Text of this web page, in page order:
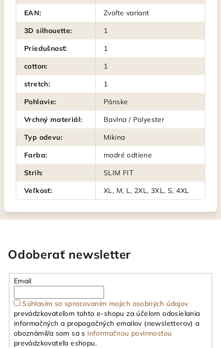
EAN:
Zvoľte variant
3D silhouette:
1
Priedušnosť:
1
cotton:
1
stretch:
1
Pohlavie:
Pánske
Vrchný materiál:
Bavlna / Polyester
Typ odevu:
Mikina
Farba:
modré odtiene
Strih:
SLIM FIT
Veľkosť: XL, M, L, 2XL, 3XL, S, 4XL
Odoberať newsletter
Email
Súhlasím so spracovaním mojich osobných údajov
prevádzkovateľom tohto e-shopu za účelom odosielania
informačných a propagačných emailov (newsletterov) a
oboznámil/a som sa s informačnou povinnosťou
prevádzkovateľa eshopu.